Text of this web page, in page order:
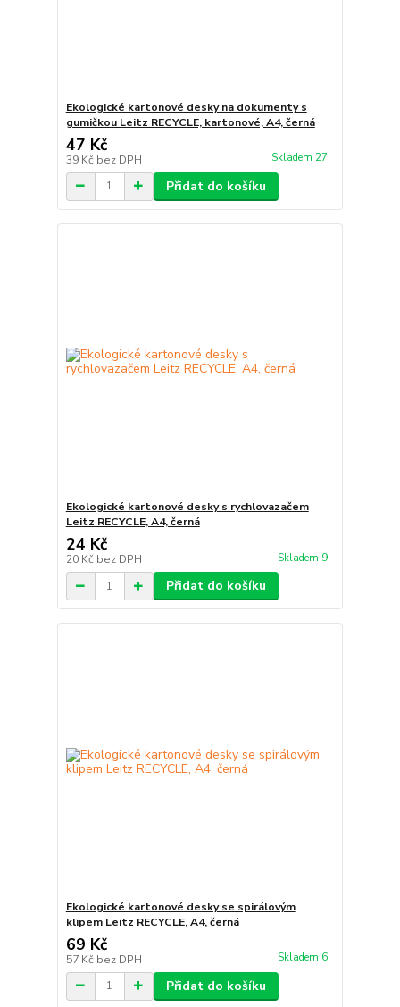
Ekologické kartonové desky na dokumenty s
gumičkou Leitz RECYCLE, kartonové, A4, černá
47 Kč
39 Kč bez DPH Skladem 27
Přidat do košíku
Ekologické kartonové desky s rychlovazačem
Leitz RECYCLE, A4, černá
24 Kč
20 Kč bez DPH Skladem 9
Přidat do košíku
Ekologické kartonové desky se spirálovým
klipem Leitz RECYCLE, A4, černá
69 Kč
57 Kč bez DPH Skladem 6
Přidat do košíku